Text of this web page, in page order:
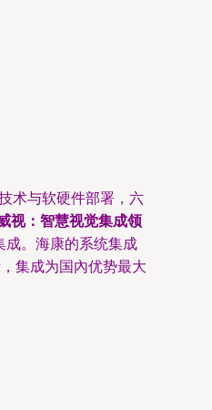
术与软硬件部署，六
视：智慧视觉集成领
成。海康的系统集成
集成为国內优势最大